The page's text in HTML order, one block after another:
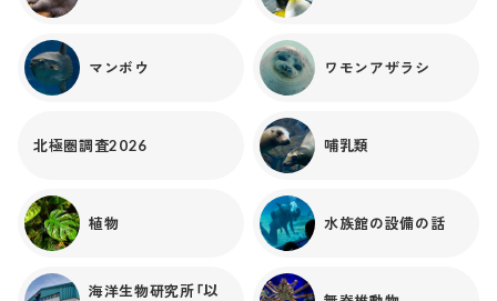
マンボウ ワモンアザラシ
北極圏調査2026 哺乳類
植物 水族館の設備の話
海洋生物研究所「以